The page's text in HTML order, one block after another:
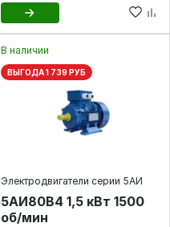
В наличии
ВЫГОДА 1 739 РУБ
Электродвигатели серии 5АИ
5АИ80В4 1,5 кВт 1500
об/мин